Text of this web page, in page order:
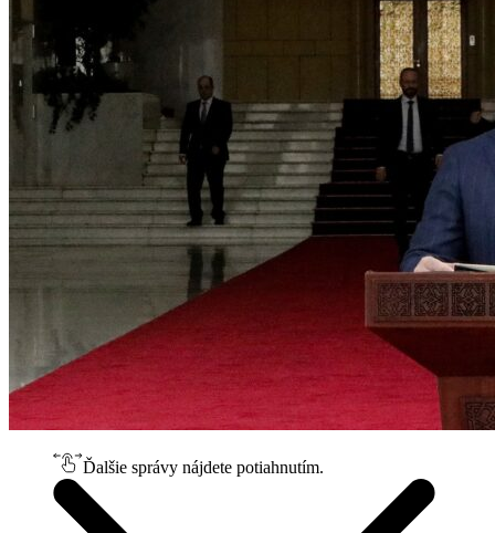
Ďalšie správy nájdete potiahnutím.